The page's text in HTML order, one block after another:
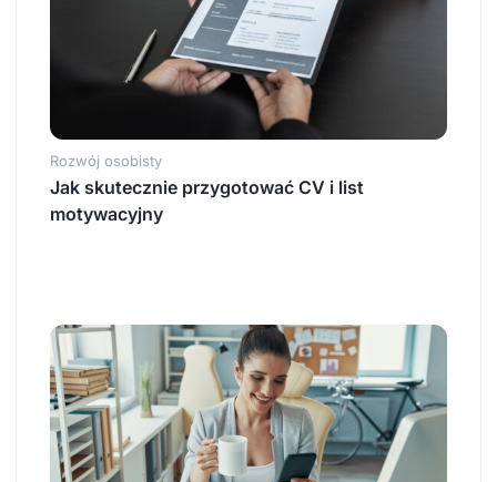
Rozwój osobisty
Jak skutecznie przygotować CV i list
motywacyjny